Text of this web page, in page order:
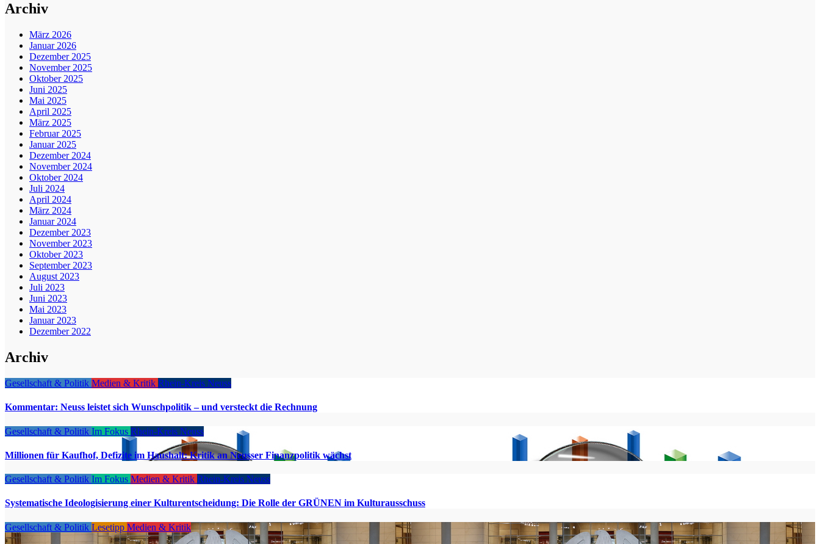
Archiv
März 2026
Januar 2026
Dezember 2025
November 2025
Oktober 2025
Juni 2025
Mai 2025
April 2025
März 2025
Februar 2025
Januar 2025
Dezember 2024
November 2024
Oktober 2024
Juli 2024
April 2024
März 2024
Januar 2024
Dezember 2023
November 2023
Oktober 2023
September 2023
August 2023
Juli 2023
Juni 2023
Mai 2023
Januar 2023
Dezember 2022
Archiv
Gesellschaft & Politik Medien & Kritik Rhein-Kreis Neuss
Kommentar: Neuss leistet sich Wunschpolitik – und versteckt die Rechnung
Gesellschaft & Politik Im Fokus Rhein-Kreis Neuss
Millionen für Kaufhof, Defizite im Haushalt: Kritik an Neusser Finanzpolitik wächst
Gesellschaft & Politik Im Fokus Medien & Kritik Rhein-Kreis Neuss
Systematische Ideologisierung einer Kulturentscheidung: Die Rolle der GRÜNEN im Kulturausschuss
Gesellschaft & Politik Lesetipp Medien & Kritik